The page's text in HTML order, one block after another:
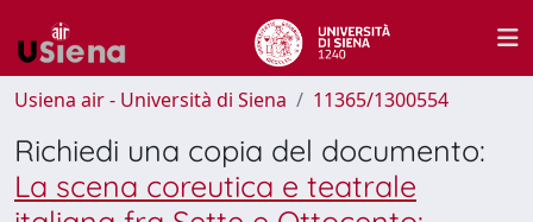
Usiena air - Università di Siena 11365/1300554
Richiedi una copia del documento:
La scena coreutica e teatrale